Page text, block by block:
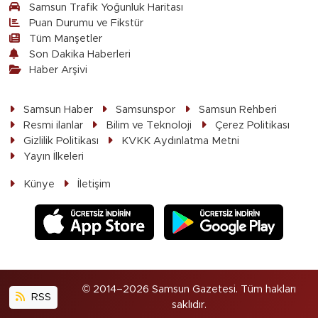
Samsun Trafik Yoğunluk Haritası
Puan Durumu ve Fikstür
Tüm Manşetler
Son Dakika Haberleri
Haber Arşivi
Samsun Haber Samsunspor
Samsun Rehberi
Resmi ilanlar
Bilim ve Teknoloji
Çerez Politikası
Gizlilik Politikası
KVKK Aydınlatma Metni
Yayın İlkeleri
Künye İletişim
RSS
© 2014–2026 Samsun Gazetesi. Tüm hakları
saklıdır.